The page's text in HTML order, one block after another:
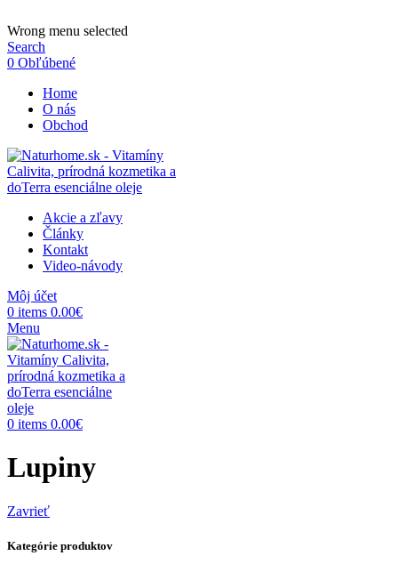
Wrong menu selected
Search
0 Obľúbené
Home
O nás
Obchod
Akcie a zľavy
Články
Kontakt
Video-návody
Môj účet
0 items 0.00€
Menu
0 items 0.00€
Lupiny
Zavrieť
Kategórie produktov